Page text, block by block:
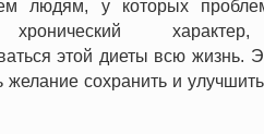
людям, у которых
характер,
этой диеты всю жизнь.
желание сохранить и